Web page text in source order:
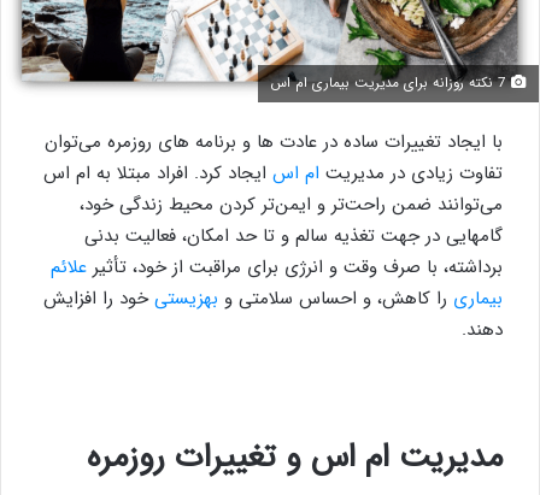
7 نکته روزانه برای مدیریت بیماری ام اس
با ایجاد تغییرات ساده در عادت ها و برنامه های روزمره می‌توان
تفاوت زیادی در مدیریت ام اس ایجاد کرد. افراد مبتلا به ام اس
می‌توانند ضمن راحت‌تر و ایمن‌تر کردن محیط زندگی خود،
گامهایی در جهت تغذیه سالم و تا حد امکان، فعالیت بدنی
برداشته، با صرف وقت و انرژی برای مراقبت از خود، تأثیر علائم
بیماری را کاهش، و احساس سلامتی و بهزیستیخود را افزایش
دهند.
مدیریت ام اس و تغییرات روزمره